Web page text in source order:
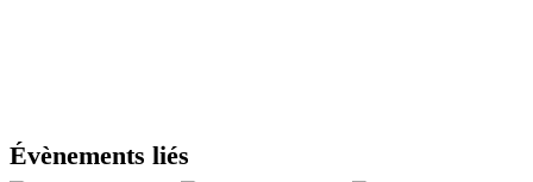
Évènements liés